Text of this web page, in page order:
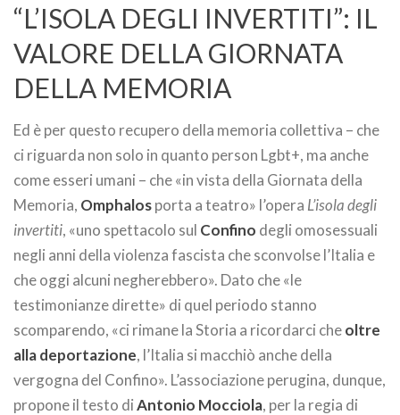
“L’ISOLA DEGLI INVERTITI”: IL
VALORE DELLA GIORNATA
DELLA MEMORIA
Ed è per questo recupero della memoria collettiva – che
ci riguarda non solo in quanto person Lgbt+, ma anche
come esseri umani – che «in vista della Giornata della
Memoria, Omphalosporta a teatro» l’opera L’isola degli
invertiti, «uno spettacolo sul Confino degli omosessuali
negli anni della violenza fascista che sconvolse l’Italia e
che oggi alcuni negherebbero». Dato che «le
testimonianze dirette» di quel periodo stanno
scomparendo, «ci rimane la Storia a ricordarci cheoltre
alla deportazione, l’Italia si macchiò anche della
vergogna del Confino». L’associazione perugina, dunque,
propone il testo diAntonio Mocciola, per la regia di